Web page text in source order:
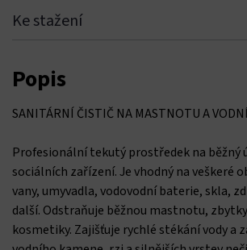
Ke stažení
Popis
SANITÁRNÍ ČISTIČ NA MASTNOTU A
Profesionální tekutý prostředek na běžný
sociálních zařízení. Je vhodný na veškeré
vany, umyvadla, vodovodní baterie, skla,
další. Odstraňuje běžnou mastnotu,
kosmetiky. Zajišťuje rychlé stékání vody a